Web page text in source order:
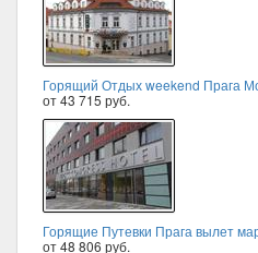
Горящий Отдых weekend Прага
от 43 715 руб.
Горящие Путевки Прага вылет
от 48 806 руб.